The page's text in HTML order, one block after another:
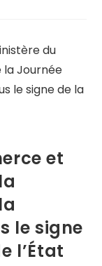
et
le signe
l’État